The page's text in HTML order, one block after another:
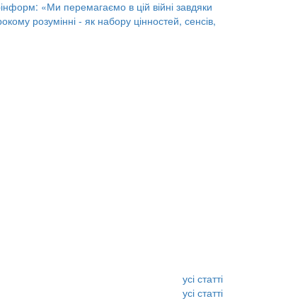
усі статті
усі статті